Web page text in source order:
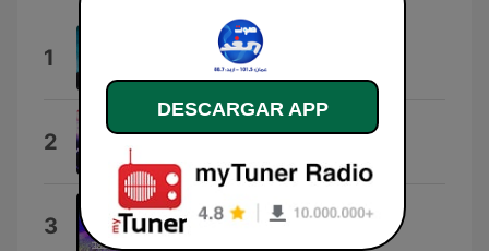
1 Samie Bower
2 Out of My Head (Radio Edit)
3 Right Now
Dan Darnell
DESCARGAR APP